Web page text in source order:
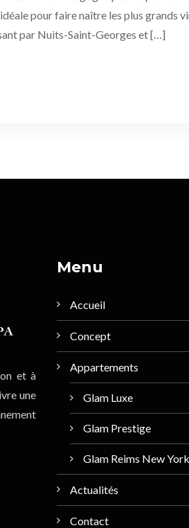
pour faire naître les plus grands
par Nuits-Saint-Georges et […]
et à
une
Menu
Accueil
Concept
Appartements
Glam Luxe
Glam Prestige
Glam Reims New York
Actualités
Contact